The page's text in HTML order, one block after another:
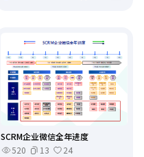
SCRM企业微信全年进度
520
13
24